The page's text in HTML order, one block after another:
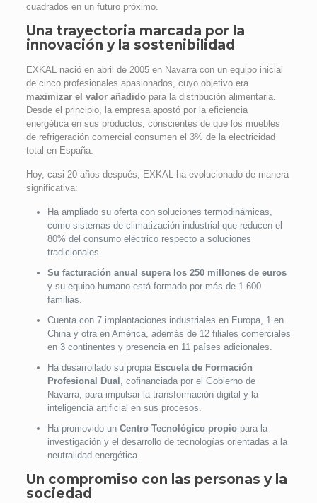
cuadrados en un futuro próximo.
Una trayectoria marcada por la
innovación y la sostenibilidad
EXKAL nació en abril de 2005 en Navarra con un equipo inicial
de cinco profesionales apasionados, cuyo objetivo era
maximizar el valor añadidopara la distribución alimentaria.
Desde el principio, la empresa apostó por la eficiencia
energética en sus productos, conscientes de que los muebles
de refrigeración comercial consumen el 3% de la electricidad
total en España.
Hoy, casi 20 años después, EXKAL ha evolucionado de manera
significativa:
Ha ampliado su oferta con soluciones termodinámicas,
como sistemas de climatización industrial que reducen el
80% del consumo eléctrico respecto a soluciones
tradicionales.
Su facturación anual supera los 250 millones de euros
y su equipo humano está formado por más de 1.600
familias.
Cuenta con 7 implantaciones industriales en Europa, 1 en
China y otra en América, además de 12 filiales comerciales
en 3 continentes y presencia en 11 países adicionales.
Ha desarrollado su propia Escuela de Formación
Profesional Dual , cofinanciada por el Gobierno de
Navarra, para impulsar la transformación digital y la
inteligencia artificial en sus procesos.
Ha promovido unCentro Tecnológico propiopara la
investigación y el desarrollo de tecnologías orientadas a la
neutralidad energética.
Un compromiso con las personas y la
sociedad